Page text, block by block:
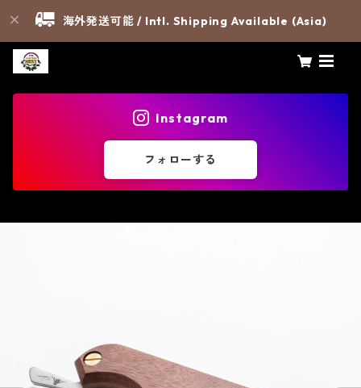
海外発送可能 / Intl. Shipping Available (Asia)
Instagram
フォローする